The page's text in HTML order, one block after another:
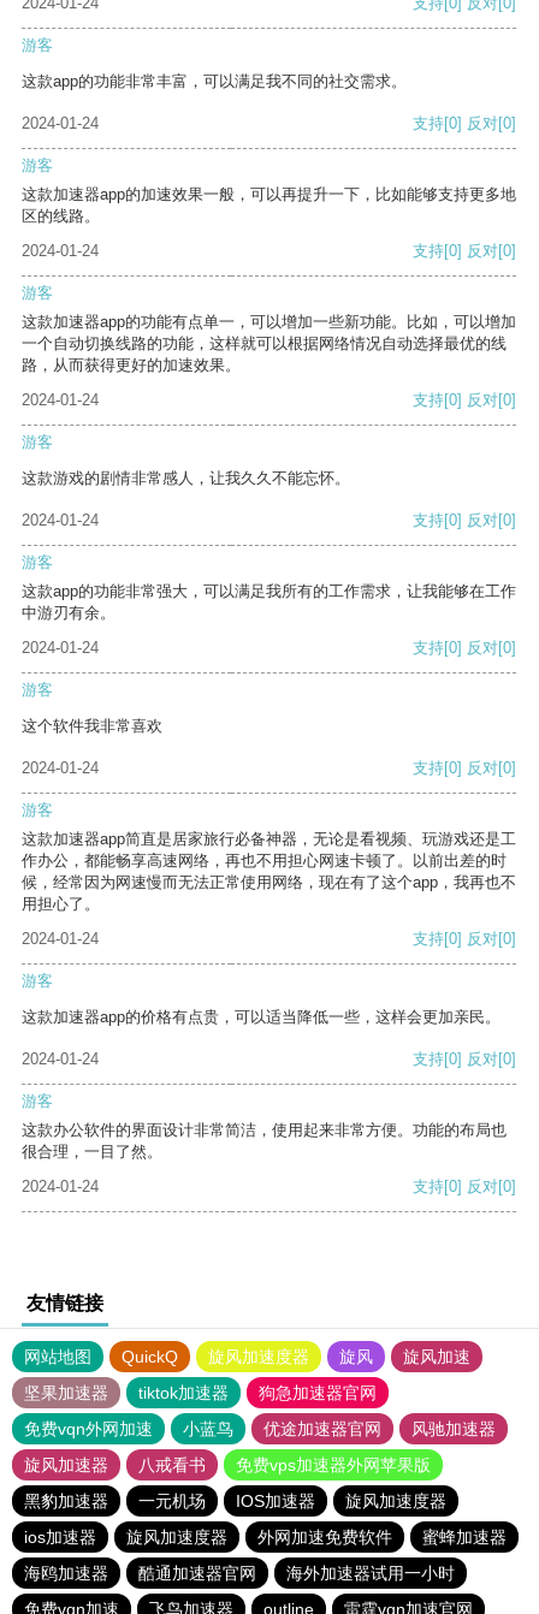
游客
这款app的功能非常丰富，可以满足我不同的社交需求。
2024-01-24 支持[0] 反对[0]
游客
这款加速器app的加速效果一般，可以再提升一下，比如能够支持更多地
区的线路。
2024-01-24
支持[0] 反对[0]
游客
这款加速器app的功能有点单一，可以增加一些新功能。比如，可以增加
一个自动切换线路的功能，这样就可以根据网络情况自动选择最优的线
路，从而获得更好的加速效果。
2024-01-24
支持[0] 反对[0]
游客
这款游戏的剧情非常感人，让我久久不能忘怀。
2024-01-24 支持[0] 反对[0]
游客
这款app的功能非常强大，可以满足我所有的工作需求，让我能够在工作
中游刃有余。
2024-01-24
支持[0] 反对[0]
游客
这个软件我非常喜欢
2024-01-24 支持[0] 反对[0]
游客
这款加速器app简直是居家旅行必备神器，无论是看视频、玩游戏还是工
作办公，都能畅享高速网络，再也不用担心网速卡顿了。以前出差的时
候，经常因为网速慢而无法正常使用网络，现在有了这个app，我再也不
用担心了。
2024-01-24
支持[0] 反对[0]
游客
这款加速器app的价格有点贵，可以适当降低一些，这样会更加亲民。
2024-01-24 支持[0] 反对[0]
游客
这款办公软件的界面设计非常简洁，使用起来非常方便。功能的布局也
很合理，一目了然。
2024-01-24
支持[0] 反对[0]
友情链接
网站地图 QuickQ 旋风加速度器 旋风
旋风加速
坚果加速器
tiktok加速器
狗急加速器官网
免费vqn外网加速
小蓝鸟 优途加速器官网
风驰加速器
旋风加速器
八戒看书
免费vps加速器外网苹果版
黑豹加速器
一元机场 IOS加速器
旋风加速度器
ios加速器
旋风加速度器 外网加速免费软件
蜜蜂加速器
海鸥加速器
酷通加速器官网
海外加速器试用一小时
免费vqn加速
飞鸟加速器 outline 雷霆vqn加速官网